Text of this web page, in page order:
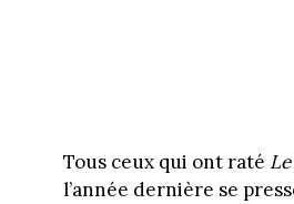
Tous ceux qui ont raté
l’année dernière se